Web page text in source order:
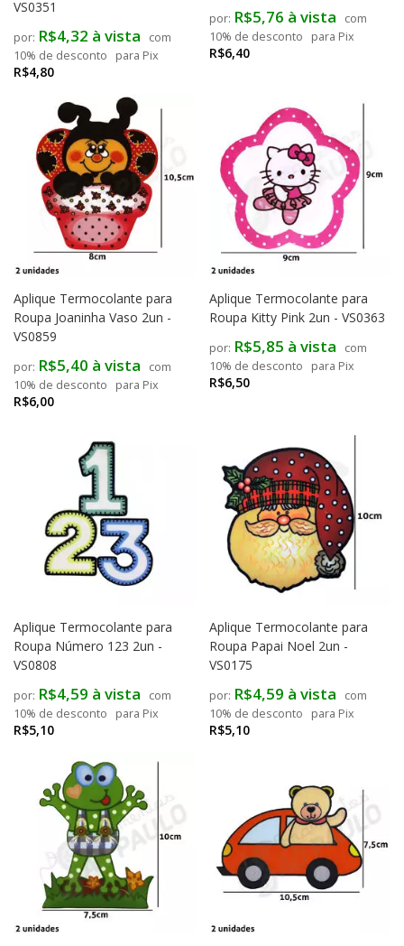
VS0351
R$4,80
R$4,32 à vista
com
10% de desconto
para Pix R$6,40
R$5,76 à vista
com
10% de desconto
para Pix
Aplique Termocolante para
Roupa Joaninha Vaso 2un -
VS0859
R$6,00
R$5,40 à vista
com
10% de desconto
para Pix
Aplique Termocolante para
Roupa Kitty Pink 2un - VS0363
R$6,50
R$5,85 à vista
com
10% de desconto
para Pix
Aplique Termocolante para
Roupa Número 123 2un -
VS0808
R$5,10
R$4,59 à vista
com
10% de desconto
para Pix
Aplique Termocolante para
Roupa Papai Noel 2un -
VS0175
R$5,10
R$4,59 à vista
com
10% de desconto
para Pix